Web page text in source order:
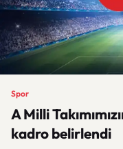
Spor
A Milli
kadro belirlendi